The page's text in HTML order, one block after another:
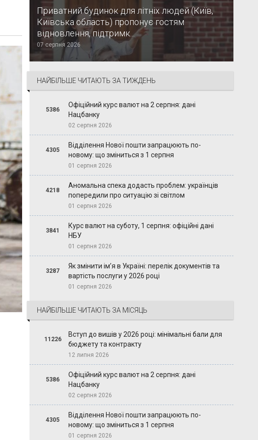
Приватний будинок для літніх людей (Київ,
Київська область) пропонує гостям
відновлення, підтримк...
07 серпня 2026
НАЙБІЛЬШЕ ЧИТАЮТЬ ЗА ТИЖДЕНЬ
5386
Офіційний курс валют на 2 серпня: дані
Нацбанку
02 серпня 2026
4305
Відділення Нової пошти запрацюють по-
новому: що зміниться з 1 серпня
01 серпня 2026
4218
Аномальна спека додасть проблем: українців
попередили про ситуацію зі світлом
01 серпня 2026
3841
Курс валют на суботу, 1 серпня: офіційні дані
НБУ
01 серпня 2026
3287
Як змінити ім’я в Україні: перелік документів та
вартість послуги у 2026 році
01 серпня 2026
НАЙБІЛЬШЕ ЧИТАЮТЬ ЗА МІСЯЦЬ
11226
Вступ до вишів у 2026 році: мінімальні бали для
бюджету та контракту
12 липня 2026
5386
Офіційний курс валют на 2 серпня: дані
Нацбанку
02 серпня 2026
4305
Відділення Нової пошти запрацюють по-
новому: що зміниться з 1 серпня
01 серпня 2026